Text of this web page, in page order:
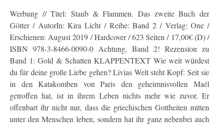
Werbung // Titel: Staub & Flammen. Das zweite Buch der
Götter / AutorIn: Kira Licht / Reihe: Band 2 / Verlag: One /
Erschienen: August 2019 / Hardcover / 623 Seiten / 17,00€ (D) /
ISBN 978-3-8466-0090-0 Achtung, Band 2! Rezension zu
Band 1: Gold & Schatten KLAPPENTEXT Wie weit würdest
du für deine große Liebe gehen? Livias Welt steht Kopf: Seit sie
in den Katakomben von Paris den geheimnisvollen Maél
getroffen hat, ist in ihrem Leben nichts mehr wie zuvor. Er
offenbart ihr nicht nur, dass die griechischen Gottheiten mitten
unter den Menschen leben, sondern hat ihr ganz nebenbei auch